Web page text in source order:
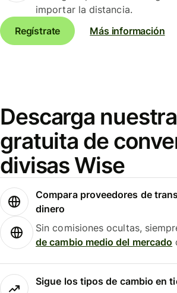
importar la distancia.
Regístrate
Más información
Descarga
gratuita de
divisas Wise
Compara proveedores de
dinero
Sin comisiones ocultas,
de cambio medio del mercado
Sigue los tipos de cambio en